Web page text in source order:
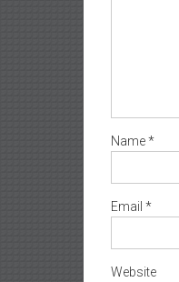
Name*
Email *
Website